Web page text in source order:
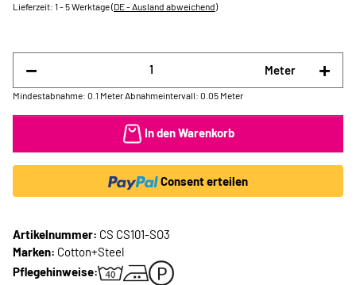
Lieferzeit: 1 - 5 Werktage(DE - Ausland abweichend)
Meter
Mindestabnahme: 0.1 Meter Abnahmeintervall: 0.05 Meter
In den Warenkorb
Consent erteilen
Artikelnummer: CS CS101-SO3
Marken: Cotton+Steel
Pflegehinweise: